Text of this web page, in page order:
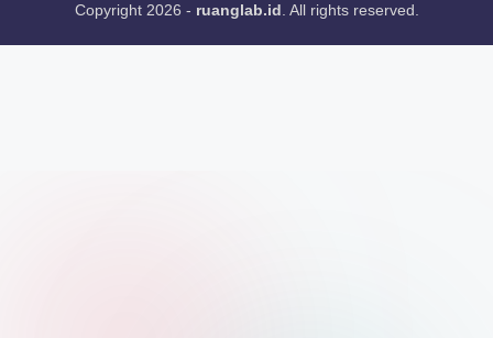
Copyright 2026 - ruanglab.id . All rights reserved.